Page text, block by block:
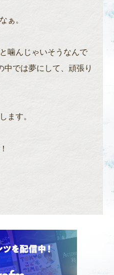
ぁ。
噛んじゃいそうなんで
中では夢にして、頑張り
ます。